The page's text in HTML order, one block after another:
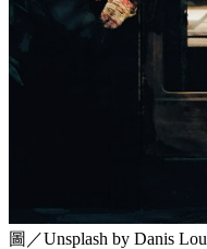
圖／Unsplash by Danis Lou